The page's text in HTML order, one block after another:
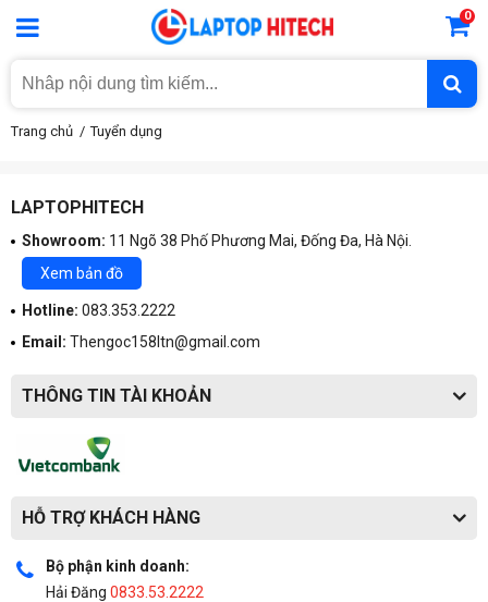
0
Trang chủ Tuyển dụng
LAPTOPHITECH
Showroom: 11 Ngõ 38 Phố Phương Mai, Đống Đa, Hà Nội.
Xem bản đồ
Hotline: 083.353.2222
Email: Thengoc158ltn@gmail.com
THÔNG TIN TÀI KHOẢN
HỖ TRỢ KHÁCH HÀNG
Bộ phận kinh doanh:
Hải Đăng 0833.53.2222